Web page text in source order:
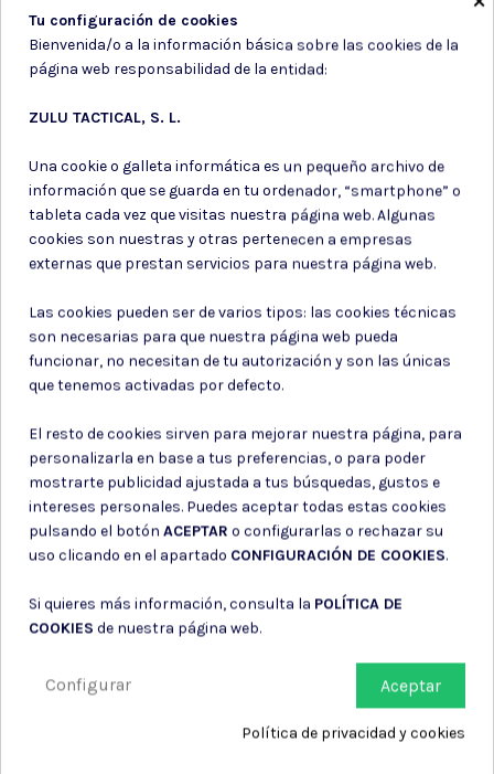
Gorras, bragas y
BRAGA CUELLO FINA NEGRA
Puede darse de baja en cualquier momento. Para ello, consulte nuestra
información de contacto en el aviso legal.
Consiento el uso de mis datos para los fines indicados en la
Tu configuración de cookies
Bienvenida/o a la información básica sobre las cookies de la
página web responsabilidad de la entidad:
ZULU TACTICAL, S. L.
Una cookie o galleta informática es un pequeño archivo de
información que se guarda en tu ordenador, “smartphone” o
tableta cada vez que visitas nuestra página web. Algunas
cookies son nuestras y otras pertenecen a empresas
externas que prestan servicios para nuestra página web.
Las cookies pueden ser de varios tipos: las cookies técnicas
son necesarias para que nuestra página web pueda
funcionar, no necesitan de tu autorización y son las únicas
que tenemos activadas por defecto.
El resto de cookies sirven para mejorar nuestra página, para
personalizarla en base a tus preferencias, o para poder
mostrarte publicidad ajustada a tus búsquedas, gustos e
intereses personales. Puedes aceptar todas estas cookies
pulsando el botón ACEPTAR o configurarlas o rechazar su
uso clicando en el apartado CONFIGURACIÓN DE COOKIES.
Si quieres más información, consulta la POLÍTICA DE
COOKIES de nuestra página web.
Aceptar
Configurar
Política de privacidad y cookies